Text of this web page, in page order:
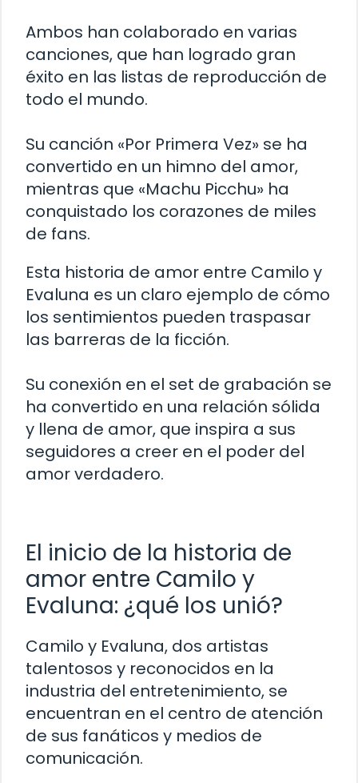
Ambos han colaborado en varias
canciones, que han logrado gran
éxito en las listas de reproducción de
todo el mundo.
Su canción «Por Primera Vez» se ha
convertido en un himno del amor,
mientras que «Machu Picchu» ha
conquistado los corazones de miles
de fans.
Esta historia de amor entre Camilo y
Evaluna es un claro ejemplo de cómo
los sentimientos pueden traspasar
las barreras de la ficción.
Su conexión en el set de grabación se
ha convertido en una relación sólida
y llena de amor, que inspira a sus
seguidores a creer en el poder del
amor verdadero.
El inicio de la historia de
amor entre Camilo y
Evaluna: ¿qué los unió?
Camilo y Evaluna, dos artistas
talentosos y reconocidos en la
industria del entretenimiento, se
encuentran en el centro de atención
de sus fanáticos y medios de
comunicación.